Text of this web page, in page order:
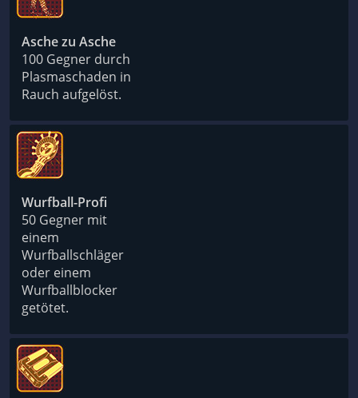
Asche zu Asche
100 Gegner durch
Plasmaschaden in
Rauch aufgelöst.
Wurfball-Profi
50 Gegner mit
einem
Wurfballschläger
oder einem
Wurfballblocker
getötet.